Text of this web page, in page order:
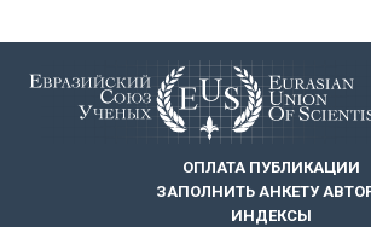
ОПЛАТА ПУБЛИКАЦИИ
ЗАПОЛНИТЬ АНКЕТУ
ИНДЕКСЫ